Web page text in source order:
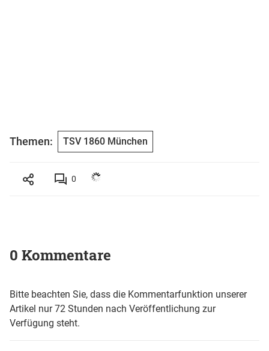
Themen: TSV 1860 München
0
0 Kommentare
Bitte beachten Sie, dass die Kommentarfunktion unserer
Artikel nur 72 Stunden nach Veröffentlichung zur
Verfügung steht.